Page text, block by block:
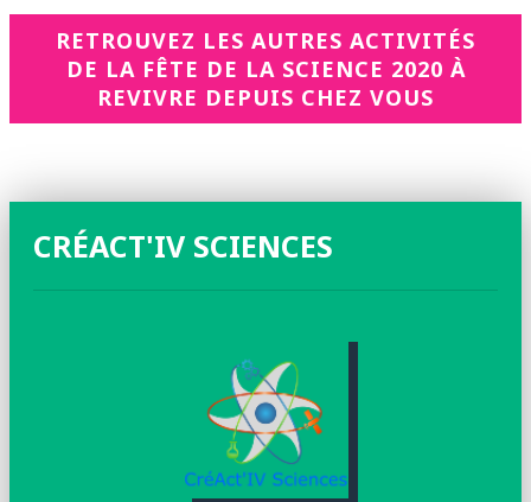
RETROUVEZ LES AUTRES ACTIVITÉS
DE LA FÊTE DE LA SCIENCE 2020 À
REVIVRE DEPUIS CHEZ VOUS
CRÉACT'IV SCIENCES